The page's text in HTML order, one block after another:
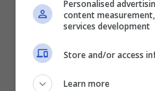
lato più dark
Quante volte avete
genitori o a quelli
Personalised
content
services development
Store and/or access
Learn more